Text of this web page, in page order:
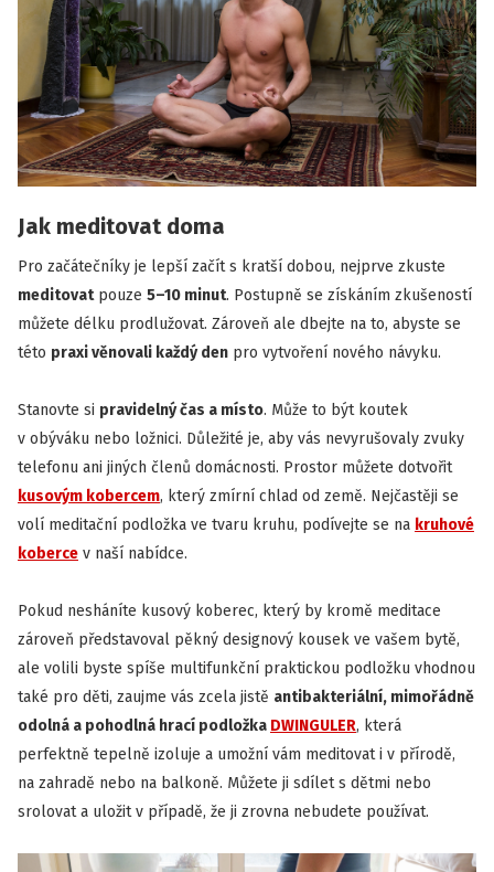
Jak meditovat doma
Pro začátečníky je lepší začít s kratší dobou, nejprve zkuste
meditovatpouze 5–10 minut. Postupně se získáním zkušeností
můžete délku prodlužovat. Zároveň ale dbejte na to, abyste se
této praxi věnovali každý den pro vytvoření nového návyku.
Stanovte si pravidelný čas a místo. Může to být koutek
v obýváku nebo ložnici. Důležité je, aby vás nevyrušovaly zvuky
telefonu ani jiných členů domácnosti. Prostor můžete dotvořit
kusovým kobercem, který zmírní chlad od země. Nejčastěji se
volí meditační podložka ve tvaru kruhu, podívejte se na kruhové
koberce v naší nabídce.
Pokud nesháníte kusový koberec, který by kromě meditace
zároveň představoval pěkný designový kousek ve vašem bytě,
ale volili byste spíše multifunkční praktickou podložku vhodnou
také pro děti, zaujme vás zcela jistě antibakteriální, mimořádně
odolná a pohodlná hrací podložka DWINGULER, která
perfektně tepelně izoluje a umožní vám meditovat i v přírodě,
na zahradě nebo na balkoně. Můžete ji sdílet s dětmi nebo
srolovat a uložit v případě, že ji zrovna nebudete používat.